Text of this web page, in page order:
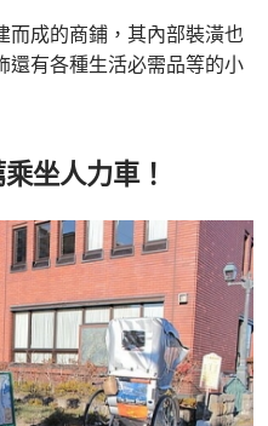
而成的商鋪，其內部裝潢也
還有各種生活必需品等的小
坐人力車！